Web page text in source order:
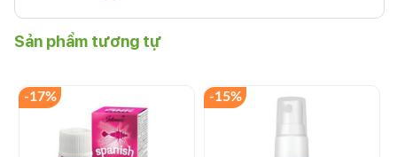
Sản phẩm tương tự
-17% -15%